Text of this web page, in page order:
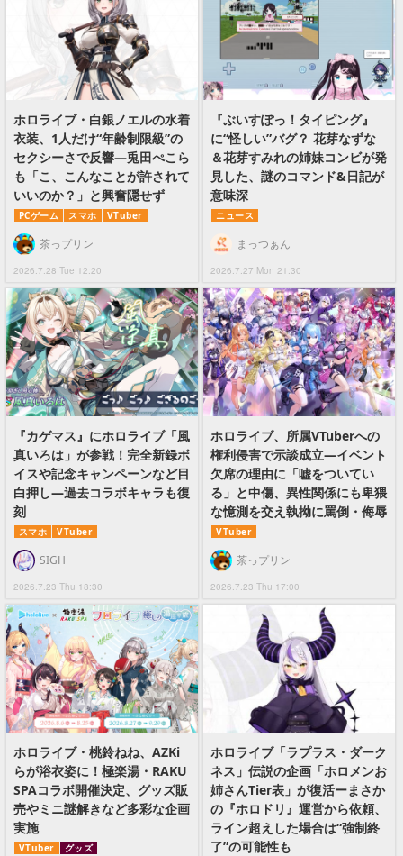
ホロライブ・白銀ノエルの水着
衣装、1人だけ“年齢制限級”の
セクシーさで反響―兎田ぺこら
も「こ、こんなことが許されて
いいのか？」と興奮隠せず
PCゲーム スマホ VTuber
2026.7.28 Tue 12:20
茶っプリン
『ぶいすぽっ！タイピング』
に“怪しい”バグ？ 花芽なずな
＆花芽すみれの姉妹コンビが発
見した、謎のコマンド&日記が
意味深
ニュース
2026.7.27 Mon 21:30
まっつぁん
『カゲマス』にホロライブ「風
真いろは」が参戦！完全新録ボ
イスや記念キャンペーンなど目
白押し―過去コラボキャラも復
刻
スマホ VTuber
2026.7.23 Thu 18:30
SIGH
ホロライブ、所属VTuberへの
権利侵害で示談成立―イベント
欠席の理由に「嘘をついてい
る」と中傷、異性関係にも卑猥
な憶測を交え執拗に罵倒・侮辱
VTuber
2026.7.23 Thu 17:00
茶っプリン
ホロライブ・桃鈴ねね、AZKi
らが浴衣姿に！極楽湯・RAKU
SPAコラボ開催決定、グッズ販
売やミニ謎解きなど多彩な企画
実施
VTuber グッズ
ホロライブ「ラプラス・ダーク
ネス」伝説の企画「ホロメンお
姉さんTier表」が復活ーまさか
の『ホロドリ』運営から依頼、
ライン超えした場合は“強制終
了”の可能性も